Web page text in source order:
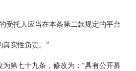
受托人应当在本条第二款规定的平台
真实性负责。”
第七十九条，修改为：“具有公开募